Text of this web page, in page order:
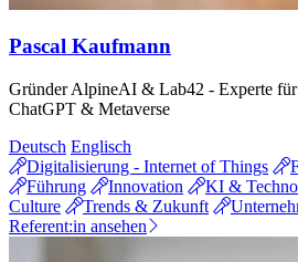
Pascal Kaufmann
Gründer AlpineAI & Lab42 - Experte
ChatGPT & Metaverse
Deutsch Englisch
Digitalisierung - Internet of Things
Führung
Innovation KI &
Culture
Trends & Zukunft
Referent:in ansehen